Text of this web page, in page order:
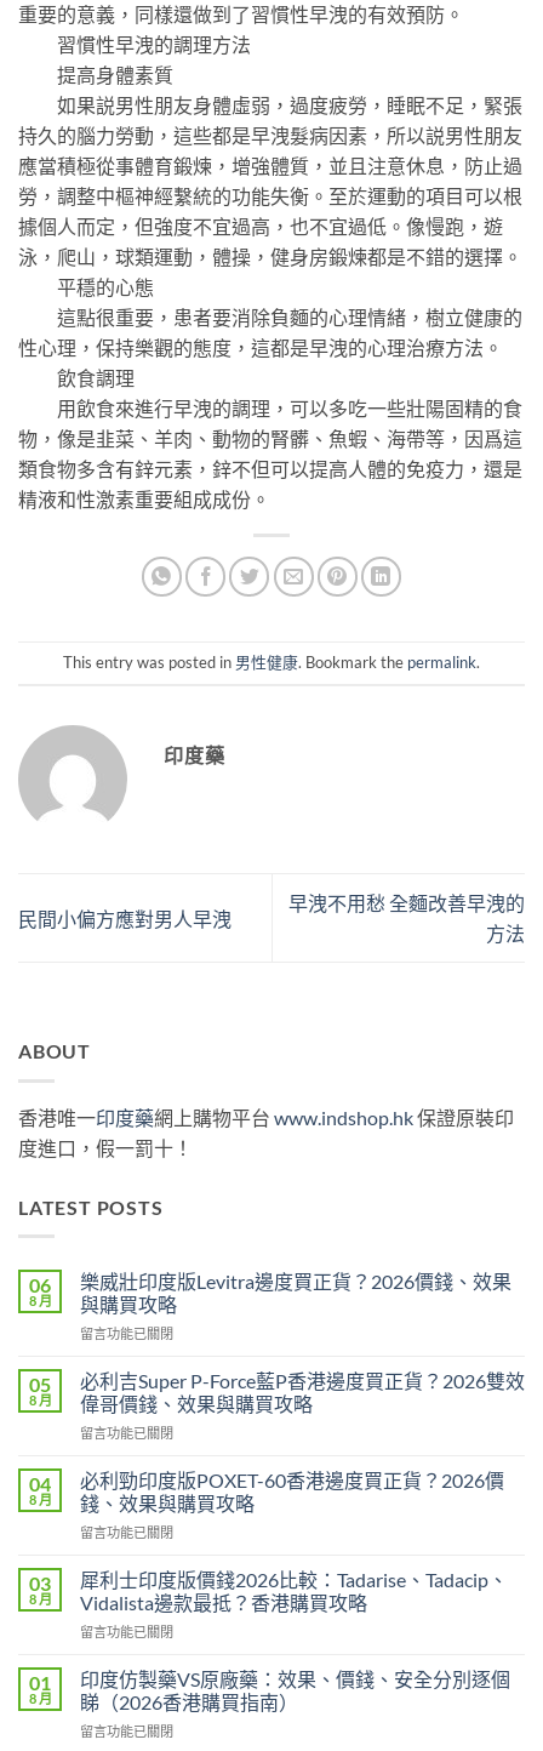
重要的意義，同樣還做到了習慣性早洩的有效預防。
習慣性早洩的調理方法
提高身體素質
如果説男性朋友身體虛弱，過度疲勞，睡眠不足，緊張
持久的腦力勞動，這些都是早洩髮病因素，所以説男性朋友
應當積極從事體育鍛煉，增強體質，並且注意休息，防止過
勞，調整中樞神經繫統的功能失衡。至於運動的項目可以根
據個人而定，但強度不宜過高，也不宜過低。像慢跑，遊
泳，爬山，球類運動，體操，健身房鍛煉都是不錯的選擇。
平穩的心態
這點很重要，患者要消除負麵的心理情緒，樹立健康的
性心理，保持樂觀的態度，這都是早洩的心理治療方法。
飲食調理
用飲食來進行早洩的調理，可以多吃一些壯陽固精的食
物，像是韭菜、羊肉、動物的腎髒、魚蝦、海帶等，因爲這
類食物多含有鋅元素，鋅不但可以提高人體的免疫力，還是
精液和性激素重要組成成份。
This entry was posted in 男性健康. Bookmark the permalink.
印度藥
民間小偏方應對男人早洩
早洩不用愁 全麵改善早洩的
方法
ABOUT
香港唯一印度藥網上購物平台 www.indshop.hk保證原裝印
度進口，假一罰十！
LATEST POSTS
06
8 月
樂威壯印度版Levitra邊度買正貨？2026價錢、效果
與購買攻略
在
威
壯
印
度
Levitra
邊
度
買
貨？
2026
錢、
果
與
購
留言功能已關閉
05
8 月
必利吉Super P-Force藍P香港邊度買正貨？2026雙效
偉哥價錢、效果與購買攻略
在
利
吉
Super
P-
藍
P
港
度
買
貨？
留言功能已關閉
04
8 月
必利勁印度版POXET-60香港邊度買正貨？2026價
錢、效果與購買攻略
在
利
勁
印
度
POXET-
60
港
留言功能已關閉
03
8 月
犀利士印度版價錢2026比較：Tadarise、Tadacip、
Vidalista邊款最抵？香港購買攻略
在
利
士
印
度
留言功能已關閉
01
8 月
印度仿製藥VS原廠藥：效果、價錢、安全分別逐個
睇（2026香港購買指南）
在
留言功能已關閉